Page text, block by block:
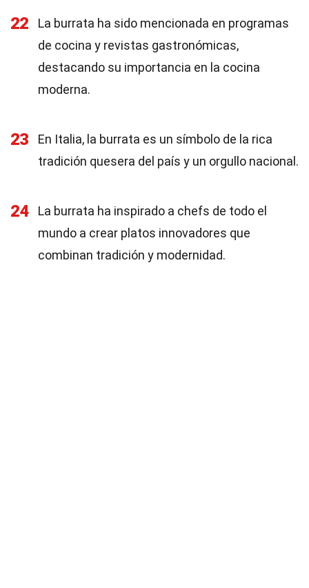
22
La burrata ha sido mencionada en programas
de cocina y revistas gastronómicas,
destacando su importancia en la cocina
moderna.
23
En Italia, la burrata es un símbolo de la rica
tradición quesera del país y un orgullo nacional.
24
La burrata ha inspirado a chefs de todo el
mundo a crear platos innovadores que
combinan tradición y modernidad.